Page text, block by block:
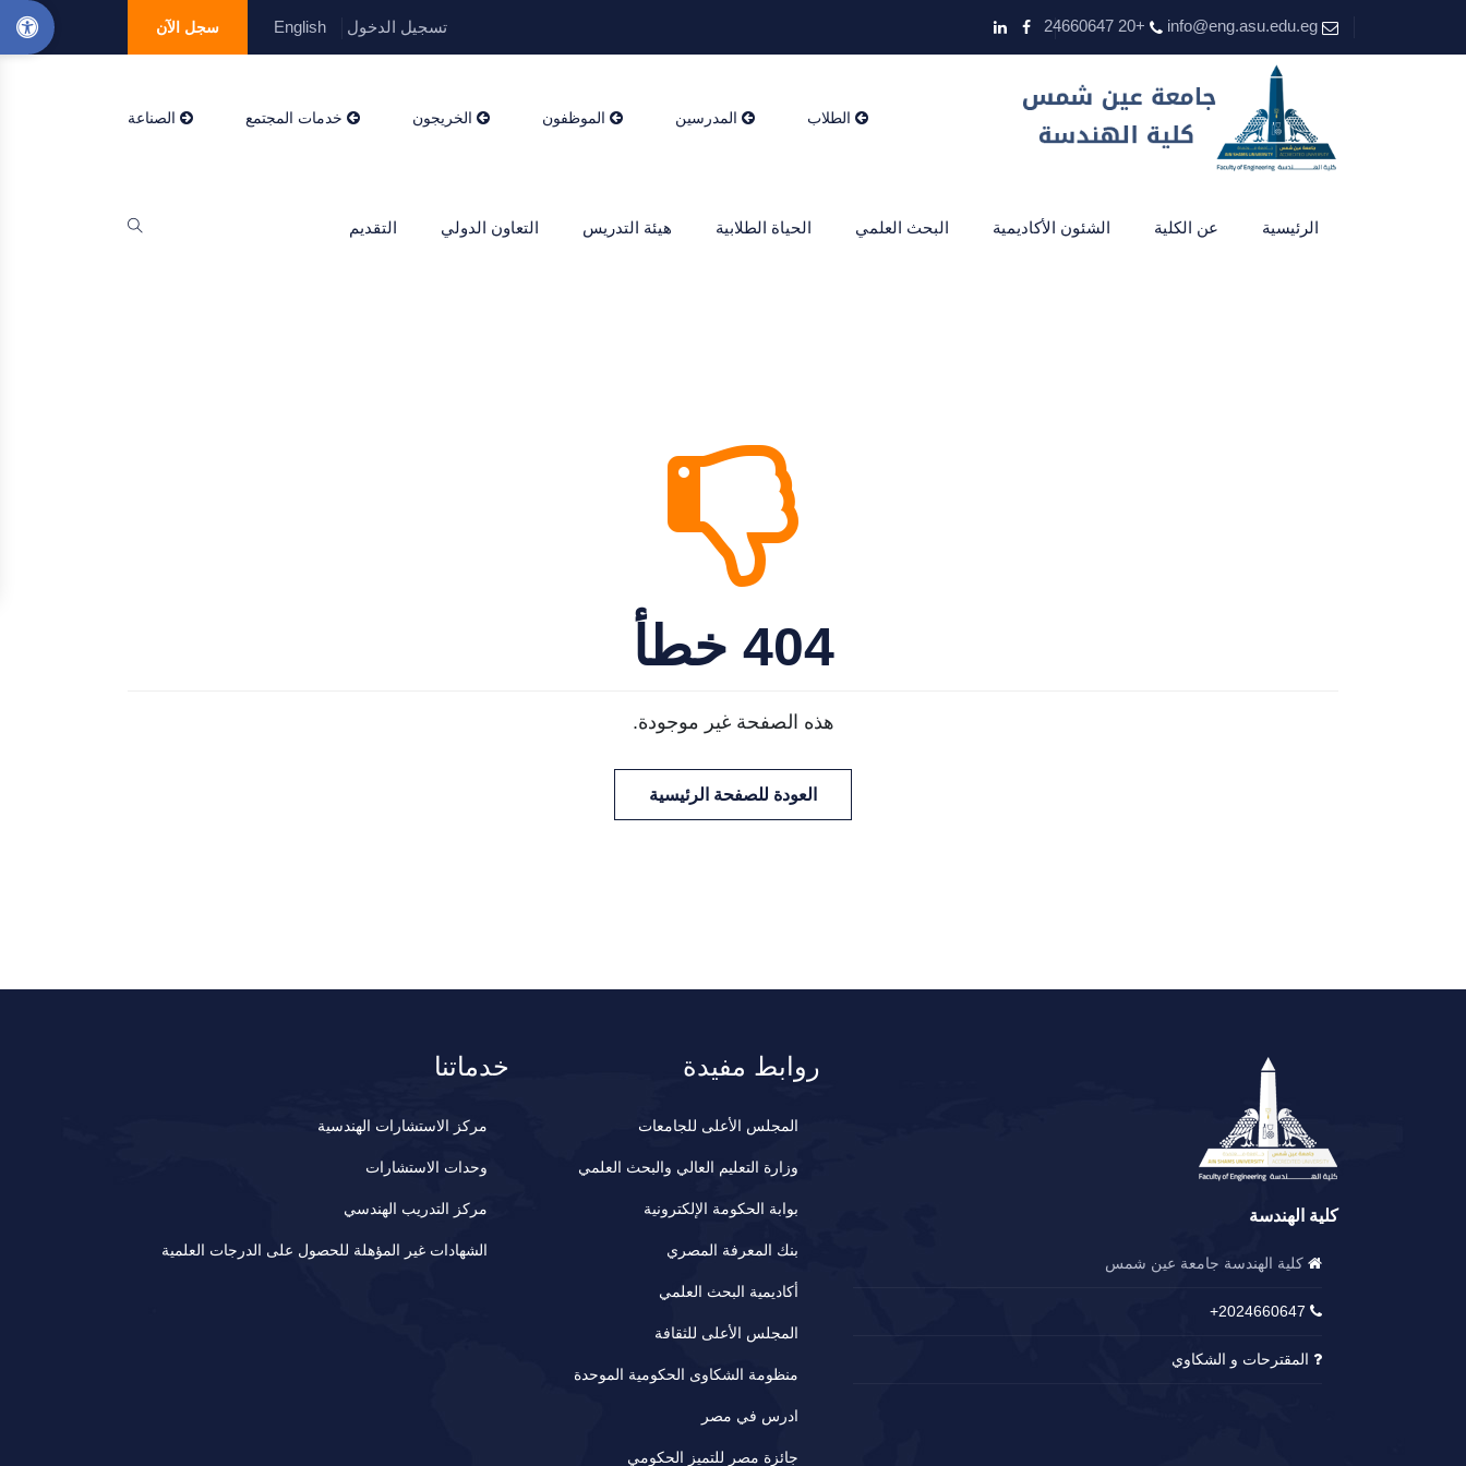
info@eng.asu.edu.eg
+20 24660647 تسجيل الدخول English سجل الآن
الطلاب المدرسين الموظفون الخريجون خدمات المجتمع الصناعة
الرئيسية عن الكلية الشئون الأكاديمية البحث العلمي الحياة الطلابية هيئة التدريس التعاون الدولي التقديم
404 خطأ
هذه الصفحة غير موجودة.
العودة للصفحة الرئيسية
كلية الهندسة
كلية الهندسة جامعة عين شمس
2024660647+
المقترحات و الشكاوي
روابط مفيدة
المجلس الأعلى للجامعات
وزارة التعليم العالي والبحث العلمي
بوابة الحكومة الإلكترونية
بنك المعرفة المصري
أكاديمية البحث العلمي
المجلس الأعلى للثقافة
منظومة الشكاوى الحكومية الموحدة
ادرس في مصر
جائزة مصر للتميز الحكومي
خدماتنا
مركز الاستشارات الهندسية
وحدات الاستشارات
مركز التدريب الهندسي
الشهادات غير المؤهلة للحصول على الدرجات العلمية